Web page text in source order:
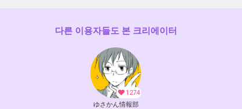
다른 이용자들도 본 크리에이터
1274
ゆさかん情報部